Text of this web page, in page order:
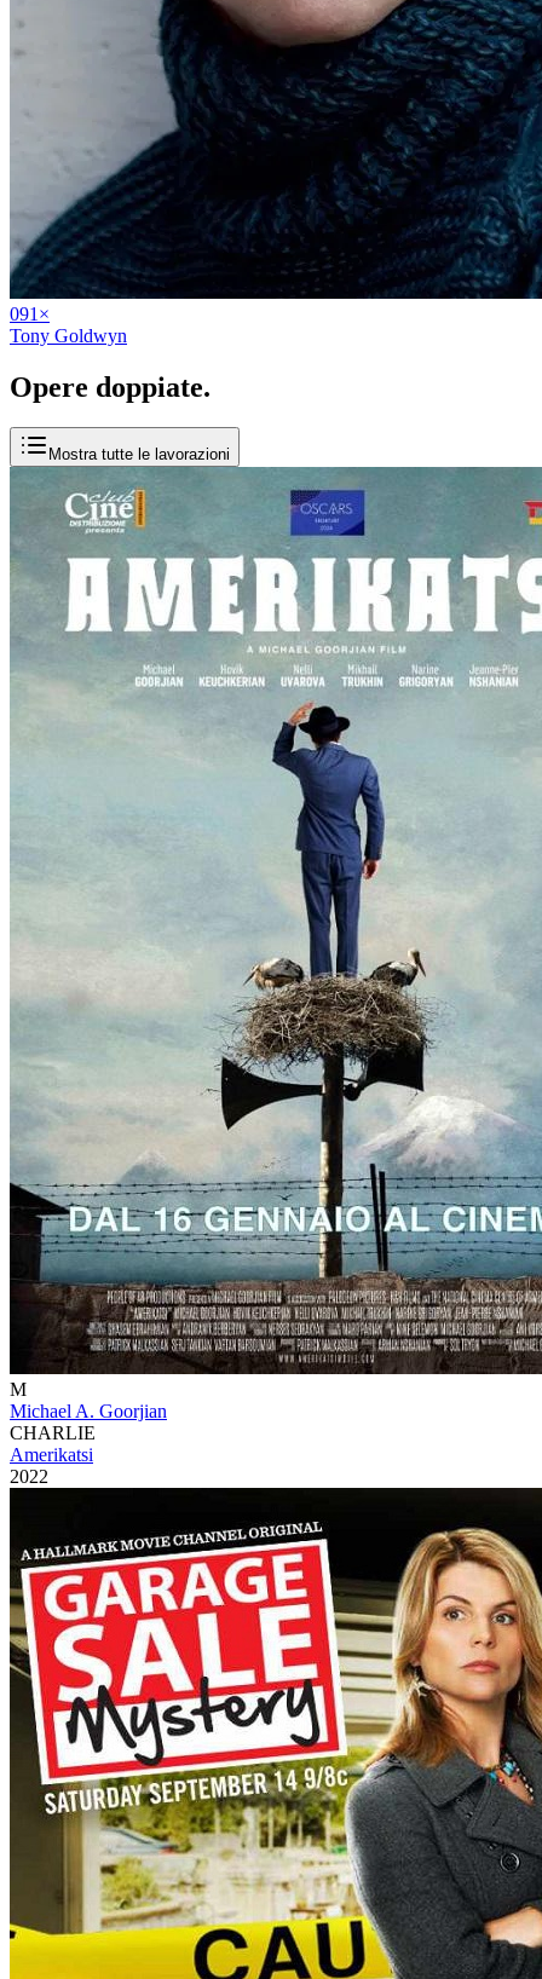
091 ×
Tony Goldwyn
Opere doppiate.
Mostra tutte le lavorazioni
M
Michael A. Goorjian
CHARLIE
Amerikatsi
2022